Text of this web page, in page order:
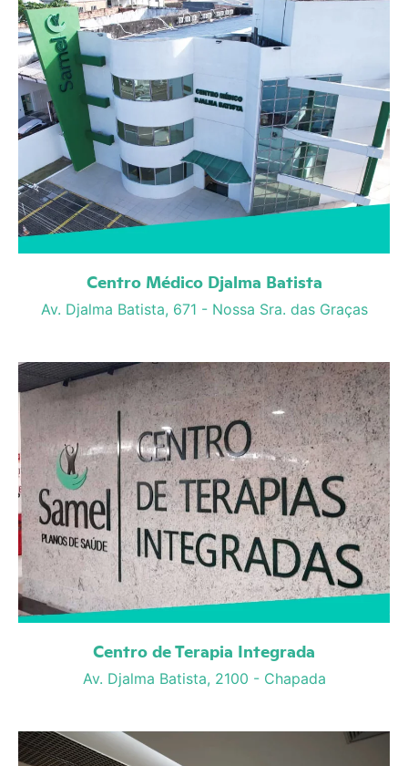
Centro Médico Djalma Batista
Av. Djalma Batista, 671 - Nossa Sra. das Graças
Centro de Terapia Integrada
Av. Djalma Batista, 2100 - Chapada